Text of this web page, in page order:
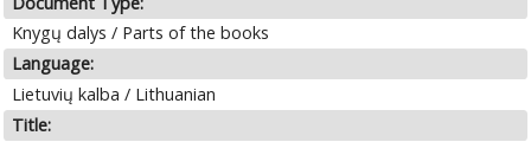
Knygų dalys / Parts of the books
Language:
Lietuvių kalba / Lithuanian
Title: